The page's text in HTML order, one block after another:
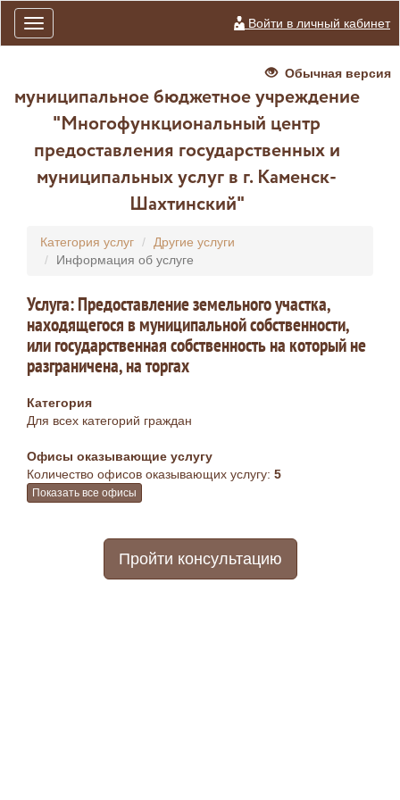
Toggle
navigation
Войти в личный кабинет
Обычная версия
муниципальное бюджетное учреждение
"Многофункциональный центр
предоставления государственных и
муниципальных услуг в г. Каменск-
Шахтинский"
Категория услуг
Другие услуги
Информация об услуге
Услуга: Предоставление земельного участка,
находящегося в муниципальной собственности,
или государственная собственность на который не
разграничена, на торгах
Категория
Для всех категорий граждан
Офисы оказывающие услугу
Количество офисов оказывающих услугу: 5
Показать все офисы
Пройти консультацию